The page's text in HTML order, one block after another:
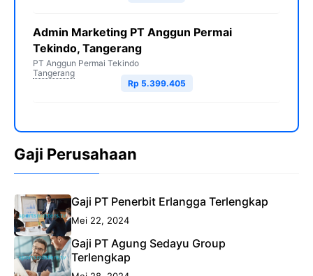
Admin Marketing PT Anggun Permai
Tekindo, Tangerang
PT Anggun Permai Tekindo
Tangerang
Rp 5.399.405
Gaji Perusahaan
Gaji PT Penerbit Erlangga Terlengkap
Mei 22, 2024
Gaji PT Agung Sedayu Group
Terlengkap